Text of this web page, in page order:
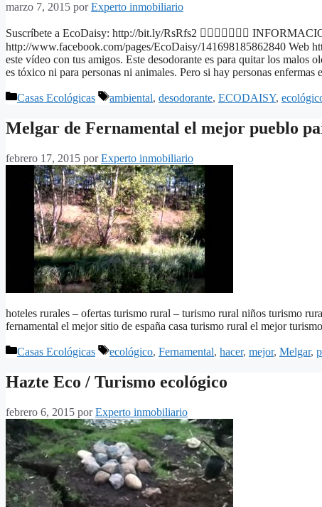
marzo 7, 2015 porExperto inmobiliario
Suscríbete a EcoDaisy: http://bit.ly/RsRfs2 
http://www.facebook.com/pages/EcoDaisy/141698185862840 Web
este vídeo con tus amigos. Este desodorante es para quitar los malos
es tóxico ni para personas ni animales. Pero si hay personas enfermas
Categorías
Casas Ecológicas Etiquetas
ambiental, desodorante, ECODAISY,
Melgar de Fernamental el mejor pueblo
febrero 17, 2015 porExperto inmobiliario
hoteles rurales – ofertas turismo rural – turismo rural niños turismo
fernamental el mejor sitio de españa casa turismo rural el mejor
Categorías
Casas Ecológicas Etiquetas
ecológico, Fernamental, hacer, mejor, Melgar,
Hazte Eco / Turismo ecológico
febrero 6, 2015 porExperto inmobiliario